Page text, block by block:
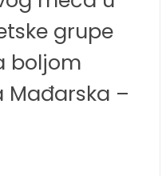
grupe
boljom
Mađarska –